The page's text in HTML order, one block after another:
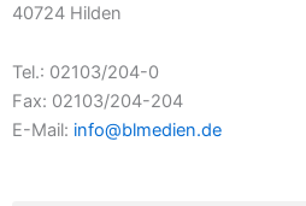
40724 Hilden
Tel.: 02103/204-0
Fax: 02103/204-204
E-Mail: info@blmedien.de